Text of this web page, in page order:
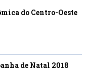
do Centro-Oeste
de Natal 2018